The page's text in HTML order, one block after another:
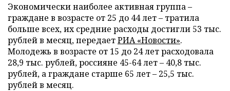
Экономически наиболее активная группа –
граждане в возрасте от 25 до 44 лет – тратила
больше всех, их средние расходы достигли 53 тыс.
рублей в месяц, передаетРИА «Новости».
Молодежь в возрасте от 15 до 24 лет расходовала
28,9 тыс. рублей, россияне 45-64 лет – 40,8 тыс.
рублей, а граждане старше 65 лет – 25,5 тыс.
рублей в месяц.